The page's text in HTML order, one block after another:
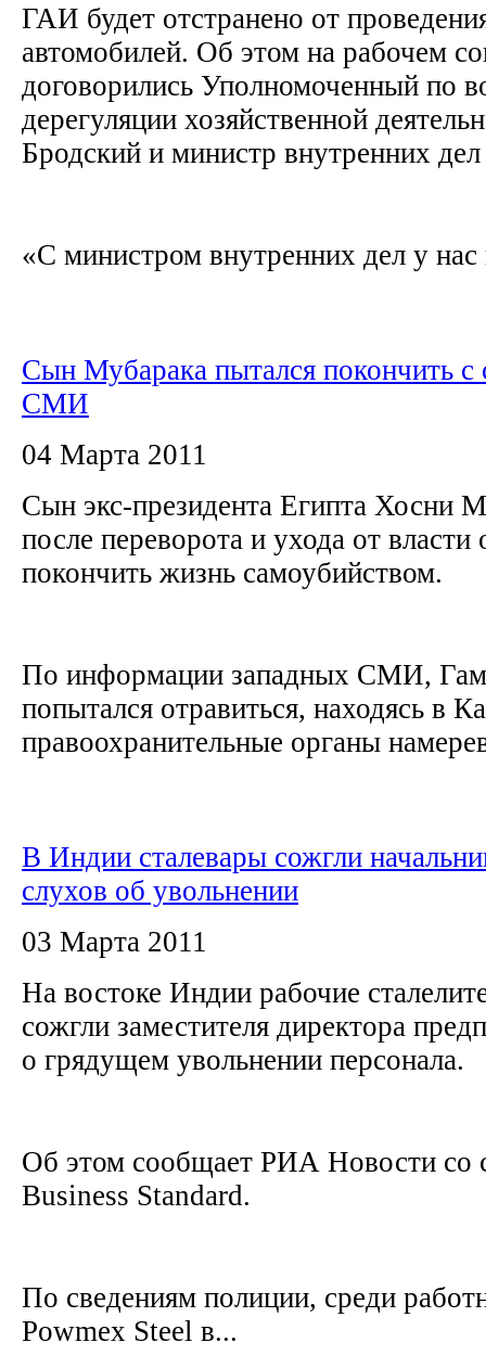
ГАИ будет отстранено от
автомобилей. Об этом на рабочем
договорились Уполномоченный по
дерегуляции хозяйственной
Бродский и министр внутренних
«С министром внутренних дел у нас
Сын Мубарака пытался покончить с
СМИ
04 Марта 2011
Сын экс-президента Египта Хосни
после переворота и ухода от власти
покончить жизнь самоубийством.
По информации западных СМИ,
попытался отравиться, находясь в
правоохранительные органы
В Индии сталевары сожгли
слухов об увольнении
03 Марта 2011
На востоке Индии рабочие
сожгли заместителя директора
о грядущем увольнении персонала.
Об этом сообщает РИА Новости со
Business Standard.
По сведениям полиции, среди
Powmex Steel в...